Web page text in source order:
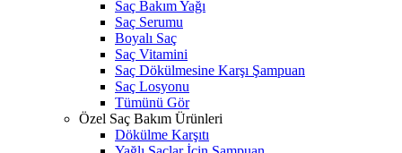
Saç Bakım Yağı
Saç Serumu
Boyalı Saç
Saç Vitamini
Saç Dökülmesine Karşı Şampuan
Saç Losyonu
Tümünü Gör
Özel Saç Bakım Ürünleri
Dökülme Karşıtı